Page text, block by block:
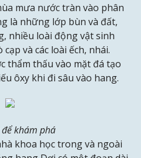
mưa nước tràn vào phân
là những lớp bùn và đất,
nhiều loài động vật sinh
và các loài ếch, nhái.
thẩm thấu vào mặt đá tạo
ôxy khi đi sâu vào hang.
khám phá
khoa học trong và ngoài